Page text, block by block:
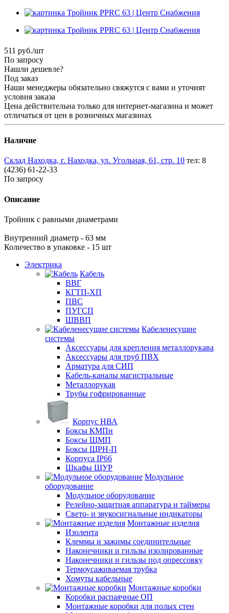
511 руб./шт
По запросу
Нашли дешевле?
Под заказ
Наши менеджеры обязательно свяжутся с вами и уточнят
условия заказа
Цена действительна только для интернет-магазина и может
отличаться от цен в розничных магазинах
Наличие
Склад Находка, г. Находка, ул. Угольная, 61, стр. 10 тел: 8
(4236) 61-22-33
По запросу
Описание
Тройник с равными диаметрами
Внутренний диаметр - 63 мм
Количество в упаковке - 15 шт
Электрика
Кабель
ВВГ
КГТП-ХП
ПВС
ПУГСП
ШВВП
Кабеленесущие
системы
Аксессуары для крепления металлорукава
Аксессуары для труб ПВХ
Арматура для СИП
Кабель-каналы магистральные
Металлорукав
Трубы гофрированные
Корпус НВА
Боксы КМПн
Боксы ЩМП
Боксы ЩРН-П
Корпуса IP66
Шкафы ЩУР
Модульное
оборудование
Модульное оборудование
Релейно-защитная аппаратура и таймеры
Свето- и звукосигнальные индикаторы
Монтажные изделия
Изолента
Клеммы и зажимы соединительные
Наконечники и гильзы изолированные
Наконечники и гильзы под опрессовку
Термоусаживаемая трубка
Хомуты кабельные
Монтажные коробки
Коробки распаячные ОП
Монтажные коробки для полых стен